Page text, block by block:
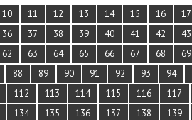
10 11 12 13 14 15 16 17
36 37 38 39 40 41 42 43
62 63 64 65 66 67 68 69
88 89 90 91 92 93 94
112 113 114 115 116 117
134 135 136 137 138 139